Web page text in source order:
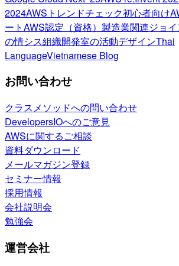
2024AWSトレンドチェック初心者向け
ートAWS認定（資格） 製造業関連ジョ
の情シス組織開発室の活動デザインThai
LanguageVietnamese Blog
お問い合わせ
クラスメソッドへの問い合わせ
DevelopersIOへのご意見
AWSに関するご相談
資料ダウンロード
メールマガジン登録
セミナー情報
採用情報
会社説明会
勉強会
運営会社